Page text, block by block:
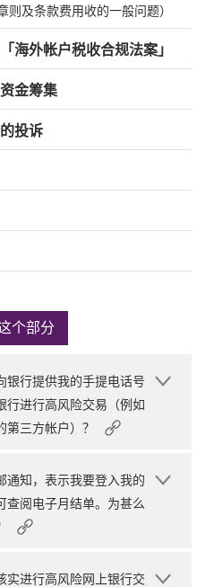
则及条款费用收的一般问题）
海外帐户税收合规法案」
金筹集
投诉
个部分
银行提供我的手提电话号
行进行高风险交易（例如
三方帐户）？
通知，表示我要登入我的
查阅电子月结单。为甚么
实进行高风险网上银行交